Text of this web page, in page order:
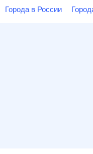
Города в России